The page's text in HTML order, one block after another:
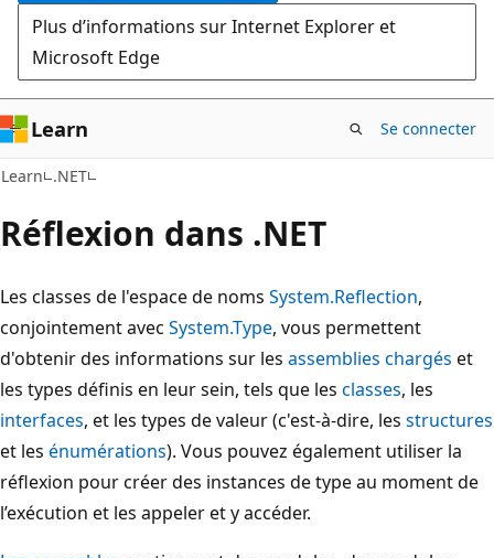
Plus d’informations sur Internet Explorer et
Microsoft Edge
Learn Se connecter
Learn .NET
Réflexion dans .NET
Les classes de l'espace de noms System.Reflection,
conjointement avec System.Type, vous permettent
d'obtenir des informations sur les assemblies chargés et
les types définis en leur sein, tels que les classes, les
interfaces, et les types de valeur (c'est-à-dire, les structures
et les énumérations). Vous pouvez également utiliser la
réflexion pour créer des instances de type au moment de
l’exécution et les appeler et y accéder.